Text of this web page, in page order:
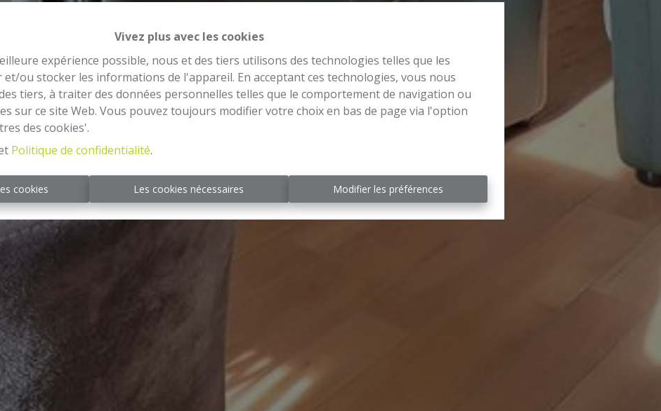
Vivez plus avec les cookies
expérience possible, nous et des tiers utilisons des technologies telles que les
et/ou stocker les informations de l'appareil. En acceptant ces technologies, vous nous
tiers, à traiter des données personnelles telles que le comportement de navigation ou
sur ce site Web. Vous pouvez toujours modifier votre choix en bas de page via l'option
des cookies'.
Politique de confidentialité.
cookies Les cookies nécessaires Modifier les préférences